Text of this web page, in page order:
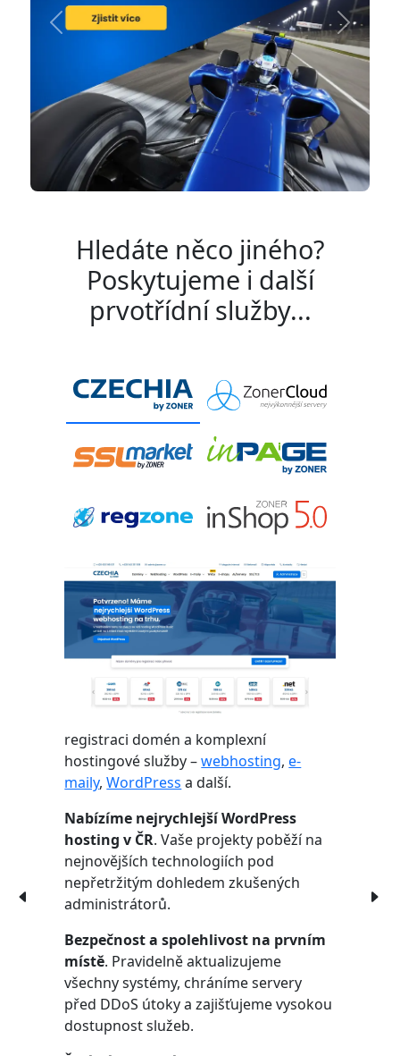
Previous Next
Hledáte něco jiného?
Poskytujeme i další
prvotřídní služby...
registraci domén a komplexní
hostingové služby –webhosting,e-
maily,WordPress a další.
Nabízíme nejrychlejší WordPress
hosting v ČR. Vaše projekty poběží na
nejnovějších technologiích pod
nepřetržitým dohledem zkušených
administrátorů.
Bezpečnost a spolehlivost na prvním
místě. Pravidelně aktualizujeme
všechny systémy, chráníme servery
před DDoS útoky a zajišťujeme vysokou
dostupnost služeb.